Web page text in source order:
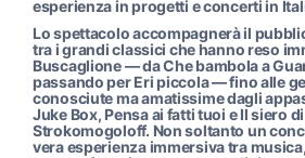
esperienza in progetti e concerti in
Lo spettacolo accompagnerà il
tra i grandi classici che hanno reso
Buscaglione — da Che bambola a
passando per Eri piccola — fino alle
conosciute ma amatissime dagli
Juke Box, Pensa ai fatti tuoi e Il siero di
Strokomogoloff. Non soltanto un
vera esperienza immersiva tra